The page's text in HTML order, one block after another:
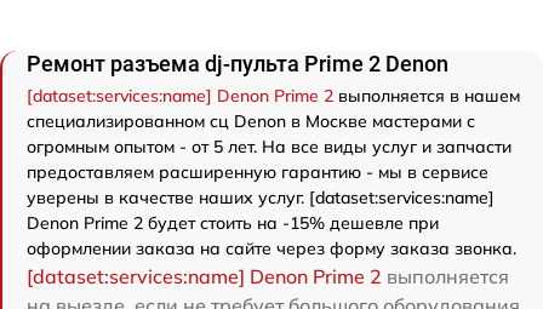
Ремонт разъема dj-пульта Prime 2 Denon
[dataset:services:name] Denon Prime 2 выполняется в нашем
специализированном сц Denon в Москве мастерами с
огромным опытом - от 5 лет. На все виды услуг и запчасти
предоставляем расширенную гарантию - мы в сервисе
уверены в качестве наших услуг. [dataset:services:name]
Denon Prime 2 будет стоить на -15% дешевле при
оформлении заказа на сайте через форму заказа звонка.
[dataset:services:name] Denon Prime 2 выполняется